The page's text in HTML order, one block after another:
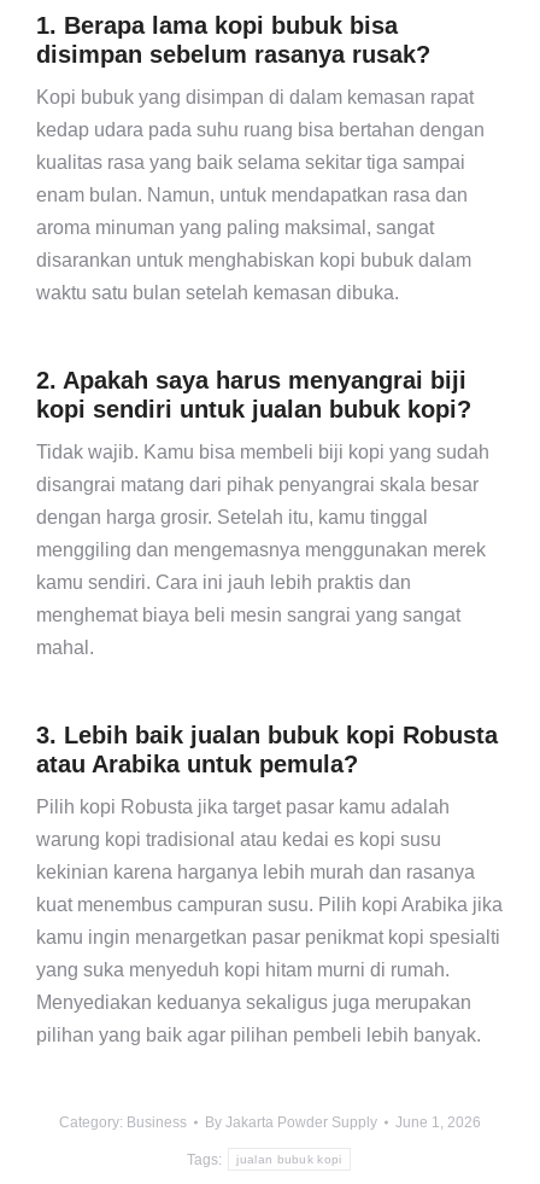
1. Berapa lama kopi bubuk bisa
disimpan sebelum rasanya rusak?
Kopi bubuk yang disimpan di dalam kemasan rapat
kedap udara pada suhu ruang bisa bertahan dengan
kualitas rasa yang baik selama sekitar tiga sampai
enam bulan. Namun, untuk mendapatkan rasa dan
aroma minuman yang paling maksimal, sangat
disarankan untuk menghabiskan kopi bubuk dalam
waktu satu bulan setelah kemasan dibuka.
2. Apakah saya harus menyangrai biji
kopi sendiri untuk jualan bubuk kopi?
Tidak wajib. Kamu bisa membeli biji kopi yang sudah
disangrai matang dari pihak penyangrai skala besar
dengan harga grosir. Setelah itu, kamu tinggal
menggiling dan mengemasnya menggunakan merek
kamu sendiri. Cara ini jauh lebih praktis dan
menghemat biaya beli mesin sangrai yang sangat
mahal.
3. Lebih baik jualan bubuk kopi Robusta
atau Arabika untuk pemula?
Pilih kopi Robusta jika target pasar kamu adalah
warung kopi tradisional atau kedai es kopi susu
kekinian karena harganya lebih murah dan rasanya
kuat menembus campuran susu. Pilih kopi Arabika jika
kamu ingin menargetkan pasar penikmat kopi spesialti
yang suka menyeduh kopi hitam murni di rumah.
Menyediakan keduanya sekaligus juga merupakan
pilihan yang baik agar pilihan pembeli lebih banyak.
Category: Business By Jakarta Powder Supply June 1, 2026
Tags: jualan bubuk kopi